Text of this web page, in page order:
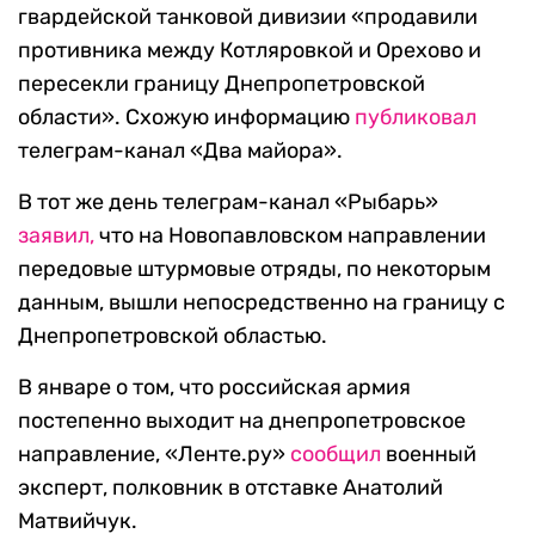
гвардейской танковой дивизии «продавили
противника между Котляровкой и Орехово и
пересекли границу Днепропетровской
области». Схожую информацию публиковал
телеграм-канал «Два майора».
В тот же день телеграм-канал «Рыбарь»
заявил,что на Новопавловском направлении
передовые штурмовые отряды, по некоторым
данным, вышли непосредственно на границу с
Днепропетровской областью.
В январе о том, что российская армия
постепенно выходит на днепропетровское
направление, «Ленте.ру» сообщил военный
эксперт, полковник в отставке Анатолий
Матвийчук.